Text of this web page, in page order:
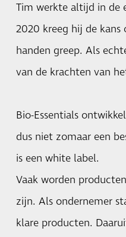
Tim werkte altijd in de
2020 kreeg hij de
handen greep. Als
van de krachten van
Bio-Essentials
dus niet zomaar een
is een white label.
Vaak worden
zijn. Als ondernemer
klare producten.